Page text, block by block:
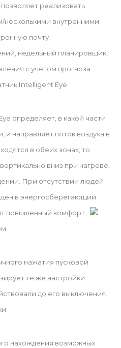
реализовать
несколькими внутренними
почту
недельный планировщик,
с учетом прогноза
Intelligent Eye
определяет, в какой части
направляет поток воздуха в
в обеих зонах, то
вниз при нагреве,
При отсутствии людей
в энергосберегающий
повышенный комфорт.
нажатия пусковой
те же настройки
до его выключения.
нахождения возможных